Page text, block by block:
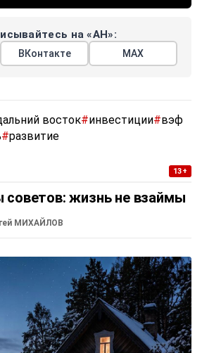
на «АН»:
ВКонтакте МАХ
восток#инвестиции#вэф
#развитие
13+
жизнь не взаймы
МИХАЙЛОВ